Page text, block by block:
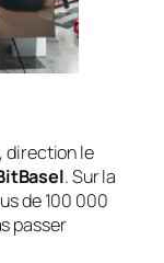
direction le
. Sur la
de 100 000
passer